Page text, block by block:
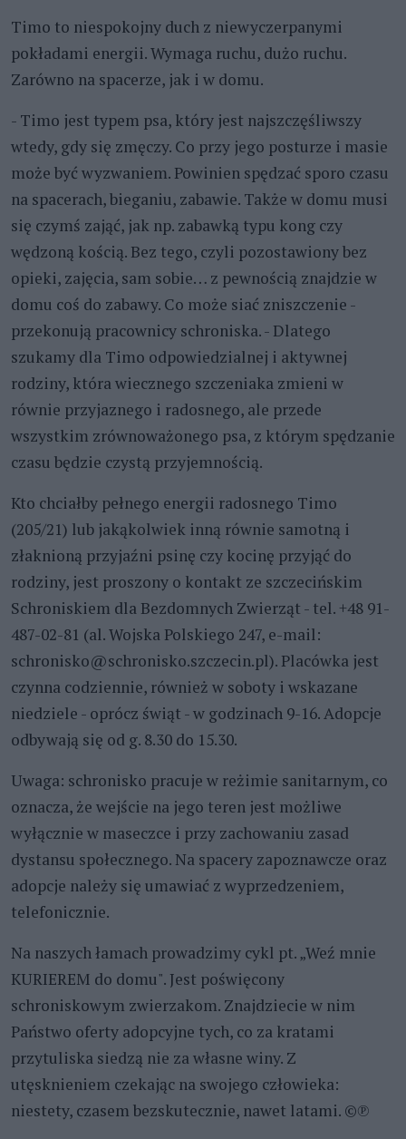
Timo to niespokojny duch z niewyczerpanymi
pokładami energii. Wymaga ruchu, dużo ruchu.
Zarówno na spacerze, jak i w domu.
- Timo jest typem psa, który jest najszczęśliwszy
wtedy, gdy się zmęczy. Co przy jego posturze i masie
może być wyzwaniem. Powinien spędzać sporo czasu
na spacerach, bieganiu, zabawie. Także w domu musi
się czymś zająć, jak np. zabawką typu kong czy
wędzoną kością. Bez tego, czyli pozostawiony bez
opieki, zajęcia, sam sobie… z pewnością znajdzie w
domu coś do zabawy. Co może siać zniszczenie -
przekonują pracownicy schroniska. - Dlatego
szukamy dla Timo odpowiedzialnej i aktywnej
rodziny, która wiecznego szczeniaka zmieni w
równie przyjaznego i radosnego, ale przede
wszystkim zrównoważonego psa, z którym spędzanie
czasu będzie czystą przyjemnością.
Kto chciałby pełnego energii radosnego Timo
(205/21) lub jakąkolwiek inną równie samotną i
złaknioną przyjaźni psinę czy kocinę przyjąć do
rodziny, jest proszony o kontakt ze szczecińskim
Schroniskiem dla Bezdomnych Zwierząt - tel. +48 91-
487-02-81 (al. Wojska Polskiego 247, e-mail:
schronisko@schronisko.szczecin.pl). Placówka jest
czynna codziennie, również w soboty i wskazane
niedziele - oprócz świąt - w godzinach 9-16. Adopcje
odbywają się od g. 8.30 do 15.30.
Uwaga: schronisko pracuje w reżimie sanitarnym, co
oznacza, że wejście na jego teren jest możliwe
wyłącznie w maseczce i przy zachowaniu zasad
dystansu społecznego. Na spacery zapoznawcze oraz
adopcje należy się umawiać z wyprzedzeniem,
telefonicznie.
Na naszych łamach prowadzimy cykl pt. „Weź mnie
KURIEREM do domu". Jest poświęcony
schroniskowym zwierzakom. Znajdziecie w nim
Państwo oferty adopcyjne tych, co za kratami
przytuliska siedzą nie za własne winy. Z
utęsknieniem czekając na swojego człowieka:
niestety, czasem bezskutecznie, nawet latami. ©℗